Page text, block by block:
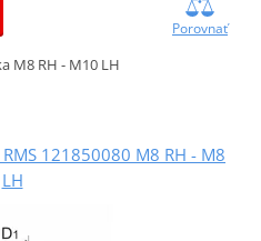
Porovnať
M8 RH - M10 LH
121850080 M8 RH - M8
LH